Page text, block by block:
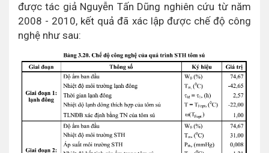
được tác giả Nguyễn Tấn Dũng nghiên cứu từ năm
2008 - 2010, kết quả đã xác lập được chế độ công
nghệ như sau: